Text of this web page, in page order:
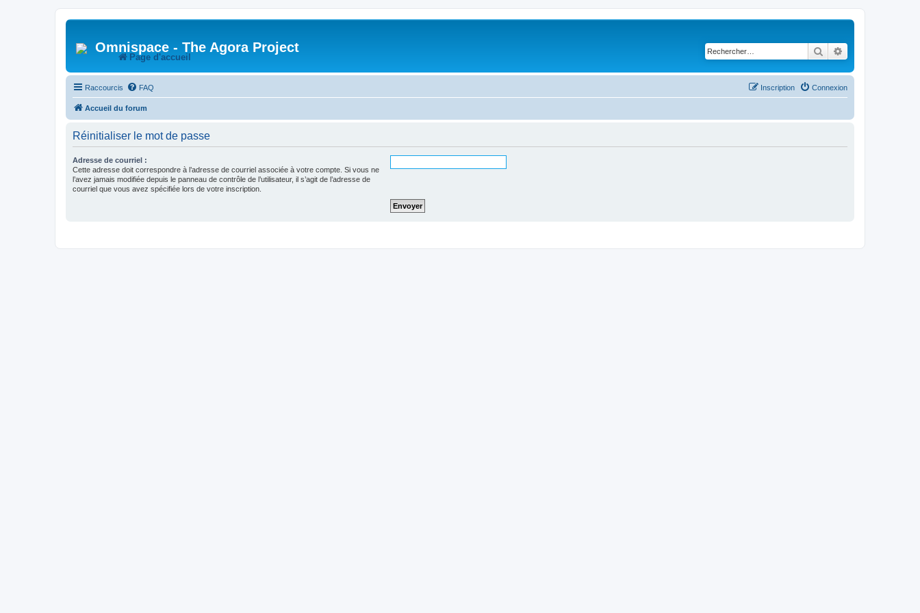
Omnispace - The Agora Project
Page d'accueil
Rechercher
Raccourcis FAQ Connexion
Inscription
Accueil du forum
Réinitialiser le mot de passe
Adresse de courriel :
Cette adresse doit correspondre à l’adresse de courriel associée à votre compte. Si vous ne
l’avez jamais modifiée depuis le panneau de contrôle de l’utilisateur, il s’agit de l’adresse de
courriel que vous avez spécifiée lors de votre inscription.